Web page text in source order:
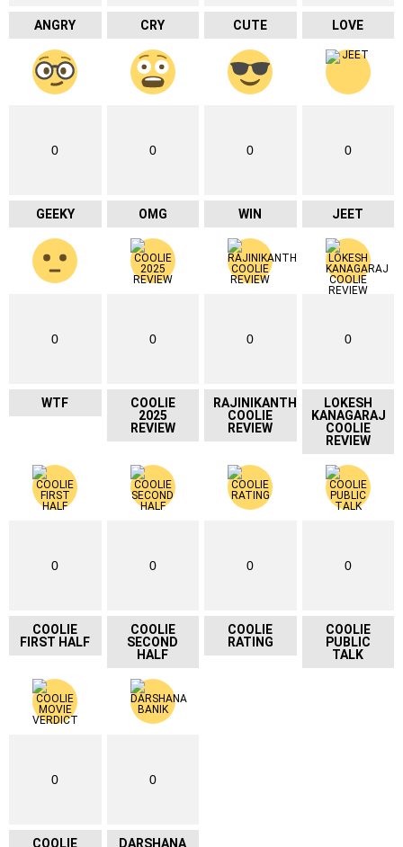
ANGRY CRY CUTE LOVE
0
GEEKY
0
OMG
0
WIN
0
JEET
0
WTF
0
COOLIE
2025
REVIEW
0
RAJINIKANTH
COOLIE
REVIEW
0
LOKESH
KANAGARAJ
COOLIE
REVIEW
0
COOLIE
FIRST HALF
0
COOLIE
SECOND
HALF
0
COOLIE
RATING
0
COOLIE
PUBLIC
TALK
0
COOLIE
0
DARSHANA